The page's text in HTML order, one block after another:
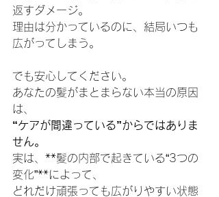
返すダメージ。
理由は分かっているのに、結局いつも
広がってしまう。
でも安心してください。
あなたの髪がまとまらない本当の原因
は、
“ケアが間違っている”からではありま
せん。
実は、**髪の内部で起きている“3つの
変化”**によって、
どれだけ頑張っても広がりやすい状態